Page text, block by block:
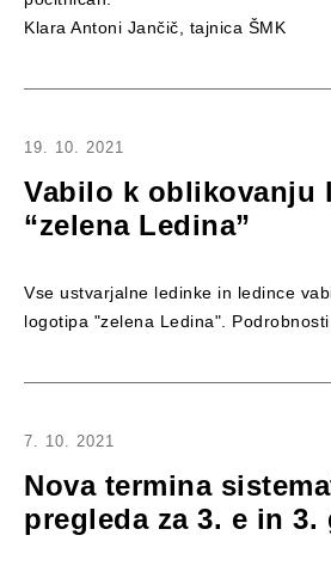
Klara Antoni Jančič, tajnica ŠMK
19. 10. 2021
Vabilo k oblikovanju
“zelena Ledina”
Vse ustvarjalne ledinke in ledince
logotipa "zelena Ledina".
7. 10. 2021
Nova termina
pregleda za 3. e in 3.